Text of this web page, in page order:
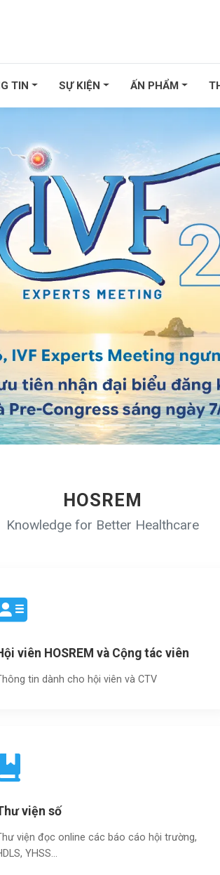
TIN SỰ KIỆN ẤN PHẨM
HOSREM
Knowledge for Better Healthcare
viên HOSREM và Cộng tác viên
tin dành cho hội viên và CTV
viện số
viện đọc online các báo cáo hội trường,
YHSS…